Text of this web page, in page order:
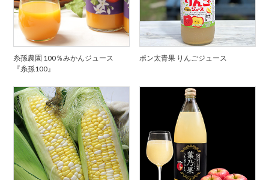
糸孫農園 100％みかんジュース
『糸孫100』
ポン太青果 りんごジュース